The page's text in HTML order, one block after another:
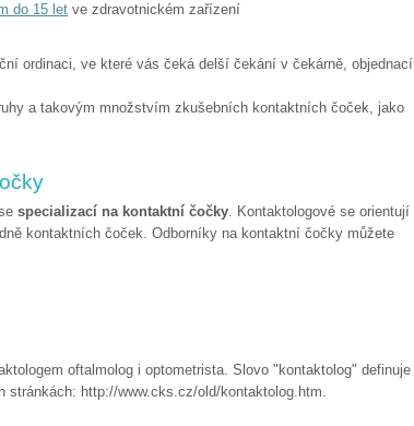
do 15 let ve zdravotnickém zařízení
ordinaci, ve které vás čeká delší čekání v čekárně, objednací
a takovým množstvím zkušebních kontaktních čoček, jako
specializací na kontaktní čočky. Kontaktologové se orientují
kontaktních čoček. Odborníky na kontaktní čočky můžete
oftalmolog i optometrista. Slovo "kontaktolog" definuje
http://www.cks.cz/old/kontaktolog.htm.